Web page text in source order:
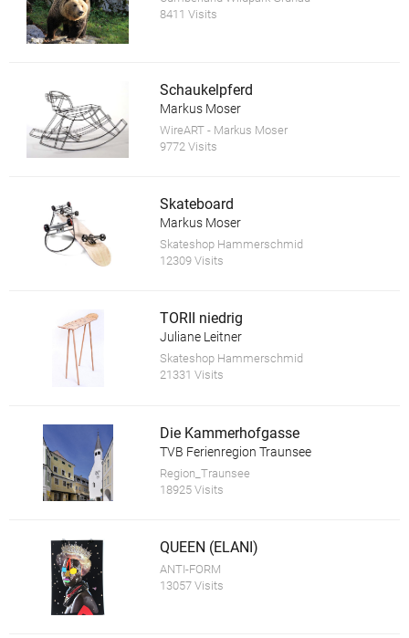
8411 Visits
Schaukelpferd
Markus Moser
WireART - Markus Moser
9772 Visits
Skateboard
Markus Moser
Skateshop Hammerschmid
12309 Visits
TORII niedrig
Juliane Leitner
Skateshop Hammerschmid
21331 Visits
Die Kammerhofgasse
TVB Ferienregion Traunsee
Region_Traunsee
18925 Visits
QUEEN (ELANI)
ANTI-FORM
13057 Visits